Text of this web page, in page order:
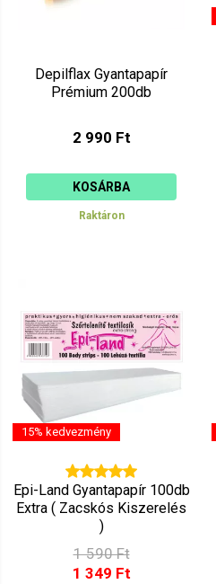
Depilflax Gyantapapír
Prémium 200db
2 990 Ft
KOSÁRBA
Raktáron
15% kedvezmény
Epi-Land Gyantapapír 100db
Extra ( Zacskós Kiszerelés
)
1 590 Ft
1 349 Ft